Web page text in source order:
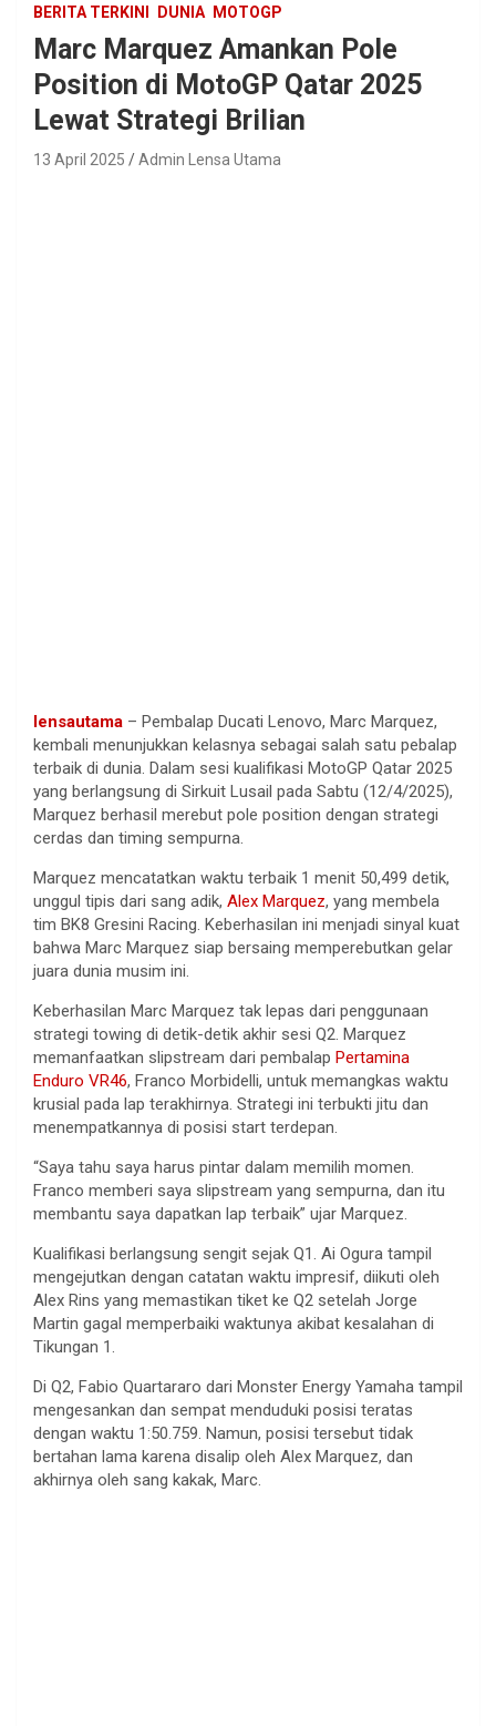
BERITA TERKINI DUNIA MOTOGP
Marc Marquez Amankan Pole
Position di MotoGP Qatar 2025
Lewat Strategi Brilian
13 April 2025 Admin Lensa Utama
lensautama – Pembalap Ducati Lenovo, Marc Marquez,
kembali menunjukkan kelasnya sebagai salah satu pebalap
terbaik di dunia. Dalam sesi kualifikasi MotoGP Qatar 2025
yang berlangsung di Sirkuit Lusail pada Sabtu (12/4/2025),
Marquez berhasil merebut pole position dengan strategi
cerdas dan timing sempurna.
Marquez mencatatkan waktu terbaik 1 menit 50,499 detik,
unggul tipis dari sang adik, Alex Marquez, yang membela
tim BK8 Gresini Racing. Keberhasilan ini menjadi sinyal kuat
bahwa Marc Marquez siap bersaing memperebutkan gelar
juara dunia musim ini.
Keberhasilan Marc Marquez tak lepas dari penggunaan
strategi towing di detik-detik akhir sesi Q2. Marquez
memanfaatkan slipstream dari pembalap Pertamina
Enduro VR46, Franco Morbidelli, untuk memangkas waktu
krusial pada lap terakhirnya. Strategi ini terbukti jitu dan
menempatkannya di posisi start terdepan.
“Saya tahu saya harus pintar dalam memilih momen.
Franco memberi saya slipstream yang sempurna, dan itu
membantu saya dapatkan lap terbaik” ujar Marquez.
Kualifikasi berlangsung sengit sejak Q1. Ai Ogura tampil
mengejutkan dengan catatan waktu impresif, diikuti oleh
Alex Rins yang memastikan tiket ke Q2 setelah Jorge
Martin gagal memperbaiki waktunya akibat kesalahan di
Tikungan 1.
Di Q2, Fabio Quartararo dari Monster Energy Yamaha tampil
mengesankan dan sempat menduduki posisi teratas
dengan waktu 1:50.759. Namun, posisi tersebut tidak
bertahan lama karena disalip oleh Alex Marquez, dan
akhirnya oleh sang kakak, Marc.